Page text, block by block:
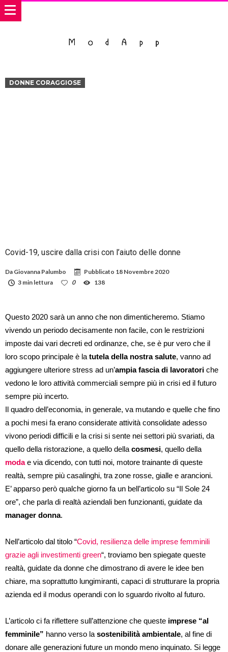
DONNE CORAGGIOSE
Covid-19, uscire dalla crisi con l’aiuto delle donne
Da Giovanna Palumbo Pubblicato 18 Novembre 2020
3 min lettura
0 138
Questo 2020 sarà un anno che non dimenticheremo. Stiamo
vivendo un periodo decisamente non facile, con le restrizioni
imposte dai vari decreti ed ordinanze, che, se è pur vero che il
loro scopo principale è la tutela della nostra salute, vanno ad
aggiungere ulteriore stress ad un’ampia fascia di lavoratori che
vedono le loro attività commerciali sempre più in crisi ed il futuro
sempre più incerto.
Il quadro dell’economia, in generale, va mutando e quelle che fino
a pochi mesi fa erano considerate attività consolidate adesso
vivono periodi difficili e la crisi si sente nei settori più svariati, da
quello della ristorazione, a quello della cosmesi, quello della
modae via dicendo, con tutti noi, motore trainante di queste
realtà, sempre più casalinghi, tra zone rosse, gialle e arancioni.
E’ apparso però qualche giorno fa un bell’articolo su “Il Sole 24
ore”, che parla di realtà aziendali ben funzionanti, guidate da
manager donna.
Nell’articolo dal titolo “Covid, resilienza delle imprese femminili
grazie agli investimenti green“, troviamo ben spiegate queste
realtà, guidate da donne che dimostrano di avere le idee ben
chiare, ma soprattutto lungimiranti, capaci di strutturare la propria
azienda ed il modus operandi con lo sguardo rivolto al futuro.
L’articolo ci fa riflettere sull’attenzione che queste imprese “al
femminile” hanno verso la sostenibilità ambientale, al fine di
donare alle generazioni future un mondo meno inquinato. Si legge